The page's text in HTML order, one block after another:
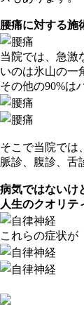
腰痛に対する施
当院では、急激
いのは氷山の一
その他の90%は
そこで当院では
脈診、腹診、舌
病気ではないけ
人生のクオリテ
これらの症状が